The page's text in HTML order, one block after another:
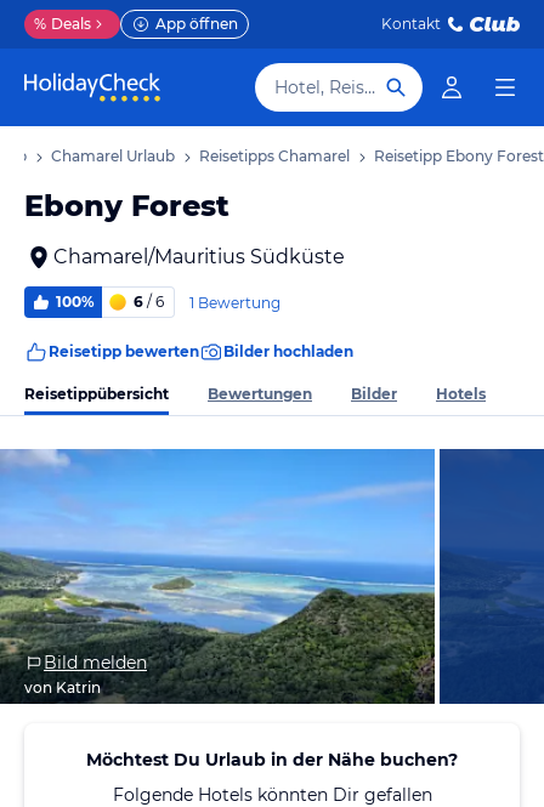
% Deals App öffnen Kontakt
Hotel, Reiseziel
Chamarel Urlaub Reisetipps Chamarel Reisetipp Ebony Forest
Ebony Forest
Chamarel/Mauritius Südküste
100% 6 / 6 1 Bewertung
Reisetipp bewerten Bilder hochladen
Reisetippübersicht Bewertungen Bilder Hotels
Bild melden
von Katrin
Möchtest Du Urlaub in der Nähe buchen?
Folgende Hotels könnten Dir gefallen